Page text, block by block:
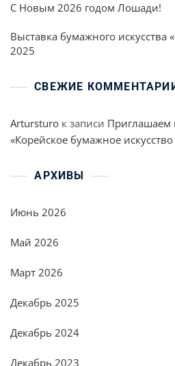
С Новым 2026 годом Лошади!
Выставка бумажного искусства
2025
СВЕЖИЕ
Artursturo к записи Приглашаем
«Корейское бумажное
АРХИВЫ
Июнь 2026
Май 2026
Март 2026
Декабрь 2025
Декабрь 2024
Декабрь 2023